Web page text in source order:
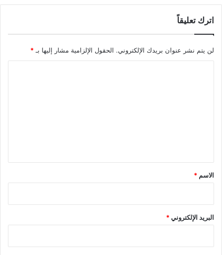
اترك تعليقاً
لن يتم نشر عنوان بريدك الإلكتروني. الحقول الإلزامية مشار إليها بـ *
*
الاسم *
البريد الإلكتروني*